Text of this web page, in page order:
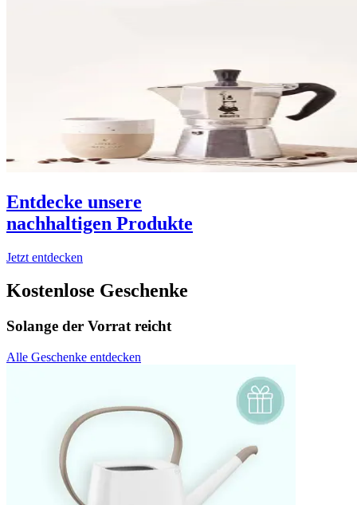
Entdecke unsere
nachhaltigen Produkte
Jetzt entdecken
Kostenlose Geschenke
Solange der Vorrat reicht
Alle Geschenke entdecken